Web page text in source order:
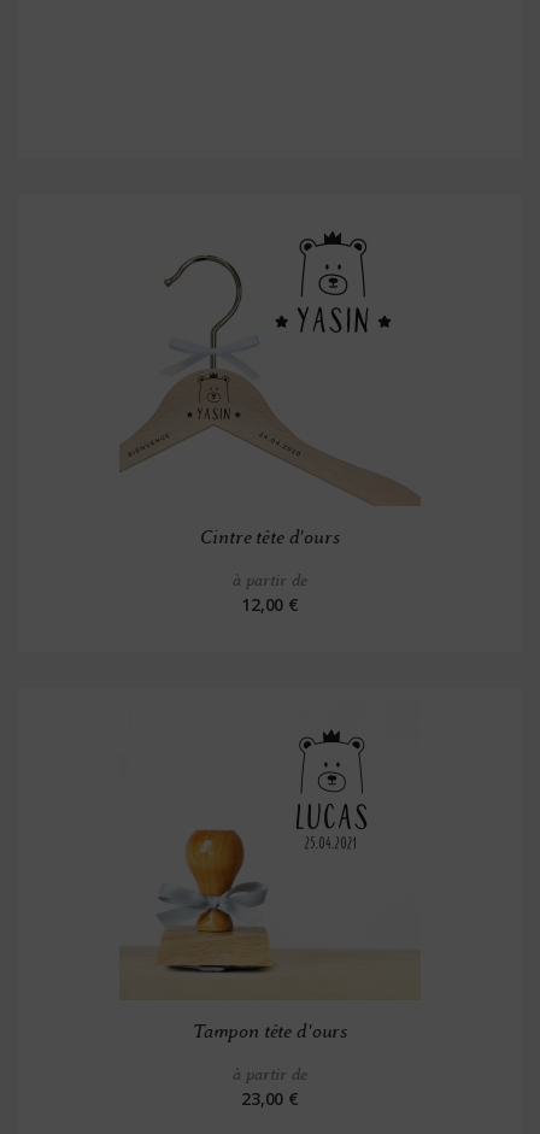
Cintre tête d'ours
à partir de
12,00 €
Tampon tête d'ours
à partir de
23,00 €